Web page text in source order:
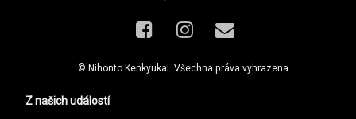
Facebook
Instagram
E-mail
© Nihonto Kenkyukai. Všechna práva vyhrazena.
Z našich událostí